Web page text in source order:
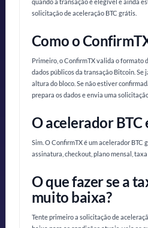
solicitação de aceleração BTC grátis.
Como o
Primeiro, o ConfirmTX valida o formato
dados públicos da transação Bitcoin. Se
altura do bloco. Se não estiver
prepara os dados e envia uma
O acelerador BTC
Sim. O ConfirmTX é um acelerador BTC
assinatura, checkout, plano mensal,
O que fazer se a
muito baixa?
Tente primeiro a solicitação de